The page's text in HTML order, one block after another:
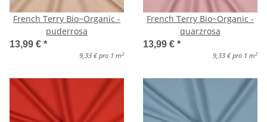
French Terry Bio~Organic -
puderrosa
13,99 € *
9,33 € pro 1 m 2
French Terry Bio~Organic -
quarzrosa
13,99 € *
9,33 € pro 1 m 2